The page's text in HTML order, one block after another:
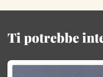
Ti potrebbe